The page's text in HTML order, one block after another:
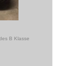
B Klasse